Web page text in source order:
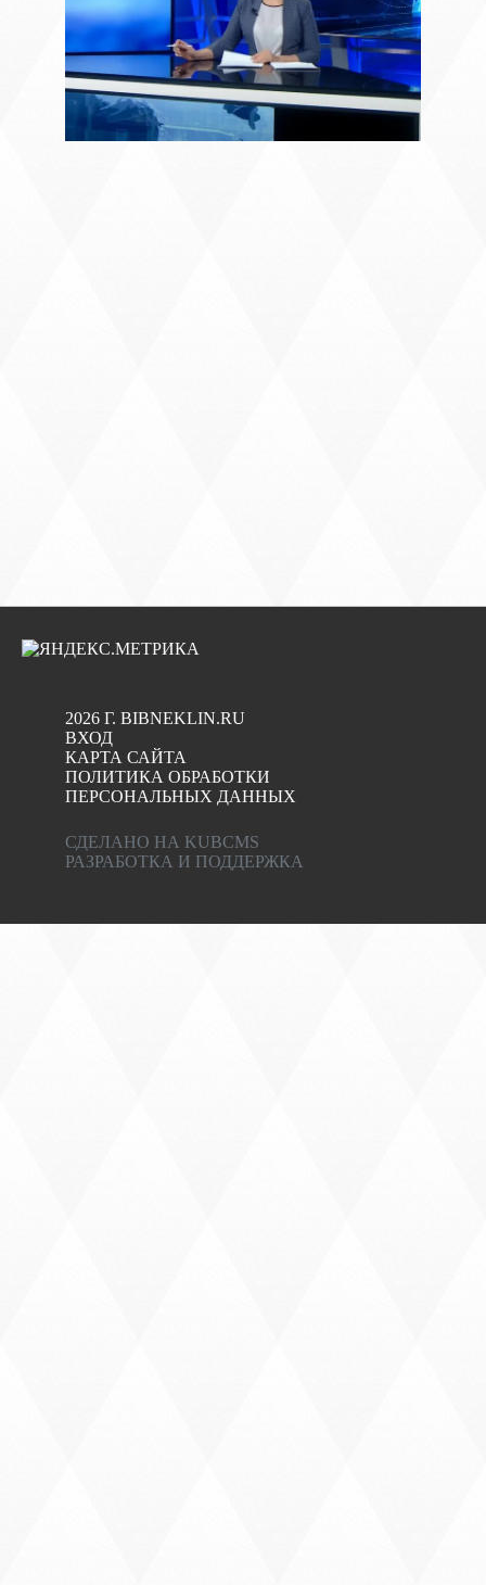
2026 Г. BIBNEKLIN.RU
ВХОД
КАРТА САЙТА
ПОЛИТИКА ОБРАБОТКИ
ПЕРСОНАЛЬНЫХ ДАННЫХ
СДЕЛАНО НА KUBCMS
РАЗРАБОТКА И ПОДДЕРЖКА